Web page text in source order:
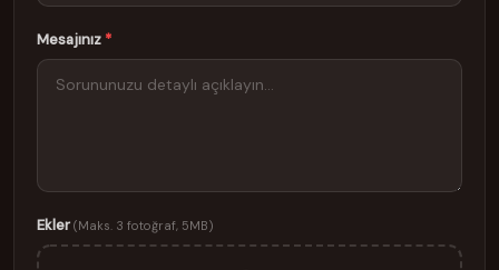
Mesajınız *
Ekler (Maks. 3 fotoğraf, 5MB)